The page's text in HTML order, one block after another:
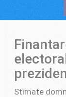
Stimate